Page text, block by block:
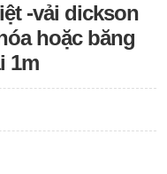
-vải dickson
hoặc băng
1m